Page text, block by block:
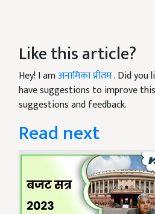
Like this article?
Hey! I amअनामिका प्रीतम. Did you
have suggestions to improve
suggestions and feedback.
Read next